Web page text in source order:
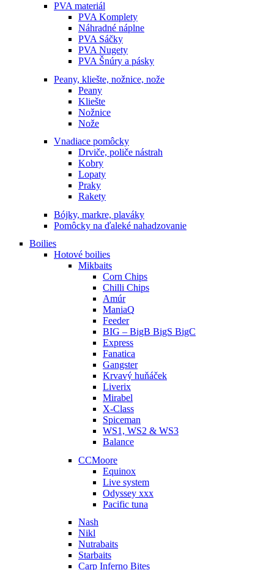
PVA materiál
PVA Komplety
Náhradné náplne
PVA Sáčky
PVA Nugety
PVA Šnúry a pásky
Peany, kliešte, nožnice, nože
Peany
Kliešte
Nožnice
Nože
Vnadiace pomôcky
Drviče, poliče nástrah
Kobry
Lopaty
Praky
Rakety
Bójky, markre, plaváky
Pomôcky na ďaleké nahadzovanie
Boilies
Hotové boilies
Mikbaits
Corn Chips
Chilli Chips
Amúr
ManiaQ
Feeder
BIG – BigB BigS BigC
Express
Fanatica
Gangster
Krvavý huňáček
Liverix
Mirabel
X-Class
Spiceman
WS1, WS2 & WS3
Balance
CCMoore
Equinox
Live system
Odyssey xxx
Pacific tuna
Nash
Nikl
Nutrabaits
Starbaits
Carp Inferno Bites